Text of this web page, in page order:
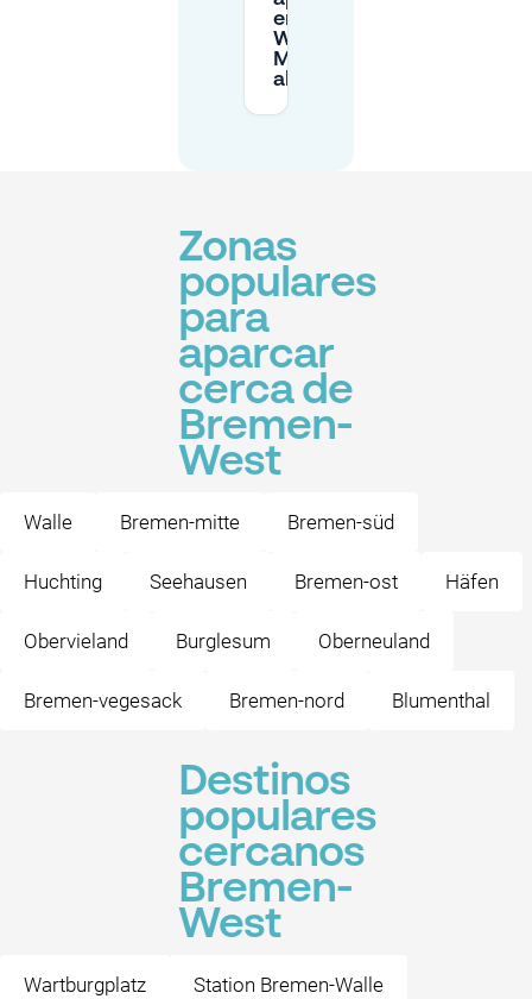
en Bremen-
West en
Mobypark
ahora mismo?
Zonas
populares
para
aparcar
cerca de
Bremen-
West
Walle Bremen-mitte Bremen-süd
Huchting Seehausen Bremen-ost Häfen
Obervieland Burglesum Oberneuland
Bremen-vegesack Bremen-nord Blumenthal
Destinos
populares
cercanos
Bremen-
West
Wartburgplatz Station Bremen-Walle